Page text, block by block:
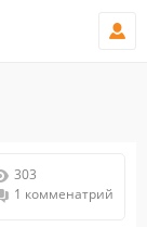
303
1 комменатрий